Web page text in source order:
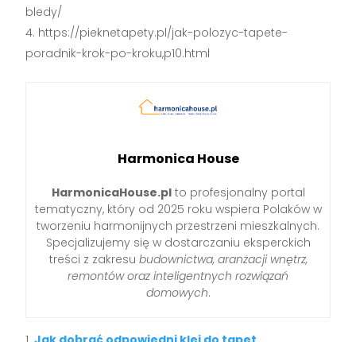
bledy/
https://pieknetapety.pl/jak-polozyc-tapete-
poradnik-krok-po-kroku,p10.html
Harmonica House
HarmonicaHouse.plto profesjonalny portal
tematyczny, który od 2025 roku wspiera Polaków w
tworzeniu harmonijnych przestrzeni mieszkalnych.
Specjalizujemy się w dostarczaniu eksperckich
treści z zakresu budownictwa, aranżacji wnętrz,
remontów oraz inteligentnych rozwiązań
domowych.